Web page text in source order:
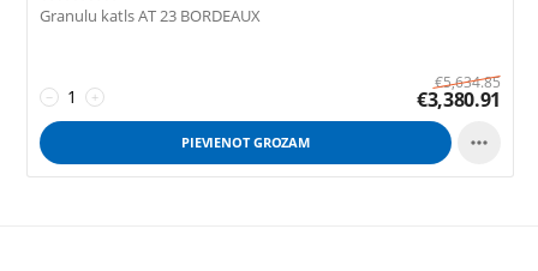
Granulu katls AT 23 BORDEAUX
+
−
€5,634.85
€3,380.91
PIEVIENOT GROZAM 